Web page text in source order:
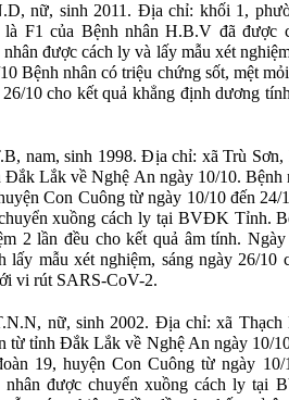
nữ, sinh 2011. Địa chỉ: khối 1,
là F1 của Bệnh nhân H.B.V đã được
được cách ly và lấy mẫu xét
Bệnh nhân có triệu chứng sốt, mệt
10 cho kết quả khẳng định dương
nam, sinh 1998. Địa chỉ: xã Trù
Đắk Lắk về Nghệ An ngày 10/10. Bệnh
Con Cuông từ ngày 10/10 đến
xuồng cách ly tại BVĐK Tỉnh.
2 lần đều cho kết quả âm tính.
mẫu xét nghiệm, sáng ngày 26/10
vi rút SARS-CoV-2.
nữ, sinh 2002. Địa chỉ: xã Thạch
từ tỉnh Đắk Lắk về Nghệ An ngày 10/
19, huyện Con Cuông từ ngày
nhân được chuyển xuồng cách ly tại